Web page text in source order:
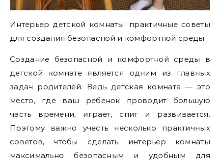
Интерьер детской комнаты: практичные советы
для создания безопасной и комфортной среды
Создание безопасной и комфортной среды в
детской комнате является одним из главных
задач родителей. Ведь детская комната — это
место, где ваш ребенок проводит большую
часть времени, играет, спит и развивается.
Поэтому важно учесть несколько практичных
советов, чтобы сделать интерьер комнаты
максимально безопасным и удобным для